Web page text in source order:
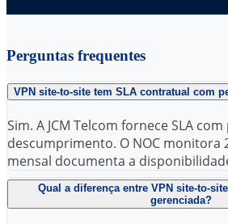
Perguntas frequentes
VPN site-to-site tem SLA contratual com
Sim. A JCM Telcom fornece SLA
descumprimento. O NOC monitora
mensal documenta a
Qual a diferença entre VPN site-to-
gerenciada?